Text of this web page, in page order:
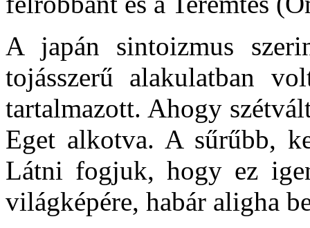
A japán sintoizmus
tojásszerű alakulatban
tartalmazott. Ahogy
Eget alkotva. A sűrűbb,
Látni fogjuk, hogy ez
világképére, habár aligha